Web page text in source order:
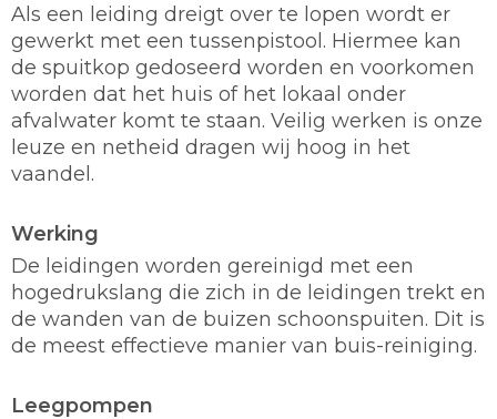
Als een leiding dreigt over te lopen wordt er
gewerkt met een tussenpistool. Hiermee kan
de spuitkop gedoseerd worden en voorkomen
worden dat het huis of het lokaal onder
afvalwater komt te staan. Veilig werken is onze
leuze en netheid dragen wij hoog in het
vaandel.
Werking
De leidingen worden gereinigd met een
hogedrukslang die zich in de leidingen trekt en
de wanden van de buizen schoonspuiten. Dit is
de meest effectieve manier van buis-reiniging.
Leegpompen